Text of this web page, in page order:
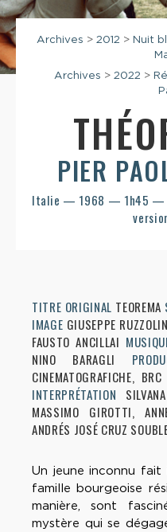
Archives > 2012 > Nuit
Archives > 2022 >
PIER
Italie — 1968 — 1h45
TITRE ORIGINAL TEOREMA
IMAGE GIUSEPPE
FAUSTO ANCILLAI
NINO BARAGLI
CINEMATOGRAFICHE, BRC
INTERPRÉTATION
MASSIMO GIROTTI,
ANDRÉS JOSÉ CRUZ
Un jeune inconnu fait
famille bourgeoise
manière, sont
mystère qui se